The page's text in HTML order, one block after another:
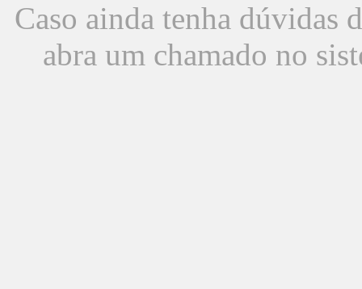
Caso ainda tenha dúvidas
abra um chamado no